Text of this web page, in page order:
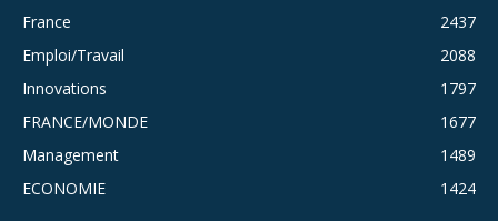
France
2437
Emploi/Travail
2088
Innovations
1797
FRANCE/MONDE
1677
Management
1489
ECONOMIE
1424